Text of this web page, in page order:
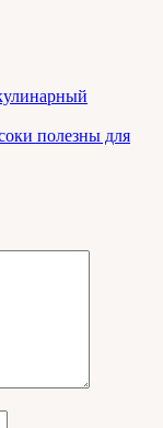
полезны для